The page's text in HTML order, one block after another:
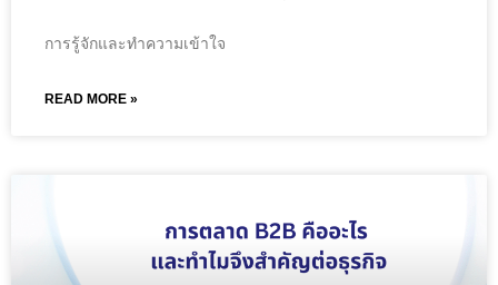
การรู้จักและทำความเข้าใจ
READ MORE »